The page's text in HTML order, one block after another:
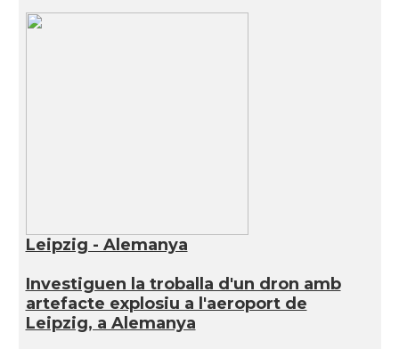
Leipzig - Alemanya
Investiguen la troballa d'un dron amb
artefacte explosiu a l'aeroport de
Leipzig, a Alemanya